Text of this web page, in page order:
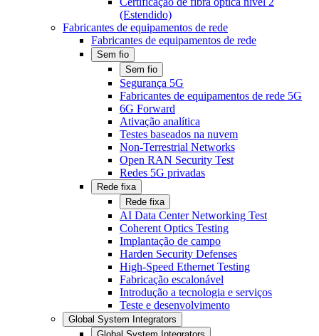
(Estendido)
Fabricantes de equipamentos de rede
Fabricantes de equipamentos de rede
Sem fio
Sem fio
Segurança 5G
Fabricantes de equipamentos de rede 5G
6G Forward
Ativação analítica
Testes baseados na nuvem
Non-Terrestrial Networks
Open RAN Security Test
Redes 5G privadas
Rede fixa
Rede fixa
AI Data Center Networking Test
Coherent Optics Testing
Implantação de campo
Harden Security Defenses
High-Speed Ethernet Testing
Fabricação escalonável
Introdução a tecnologia e serviços
Teste e desenvolvimento
Global System Integrators